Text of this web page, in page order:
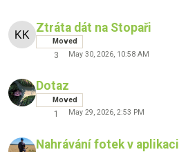
Ztráta dát na Stopaři
Moved
3 May 30, 2026, 10:58 AM
Dotaz
Moved
1 May 29, 2026, 2:53 PM
Nahrávání fotek v aplikaci